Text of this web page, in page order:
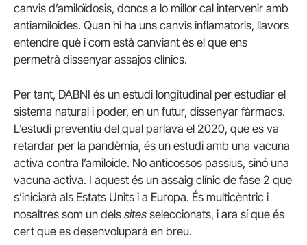
canvis d’amiloïdosis, doncs a lo millor cal intervenir amb
antiamiloides. Quan hi ha uns canvis inflamatoris, llavors
entendre què i com està canviant és el que ens
permetrà dissenyar assajos clínics.
Per tant, DABNI és un estudi longitudinal per estudiar el
sistema natural i poder, en un futur, dissenyar fàrmacs.
L’estudi preventiu del qual parlava el 2020, que es va
retardar per la pandèmia, és un estudi amb una vacuna
activa contra l’amiloide. No anticossos passius, sinó una
vacuna activa. I aquest és un assaig clínic de fase 2 que
s’iniciarà als Estats Units i a Europa. És multicèntric i
nosaltres som un dels sites seleccionats, i ara sí que és
cert que es desenvoluparà en breu.